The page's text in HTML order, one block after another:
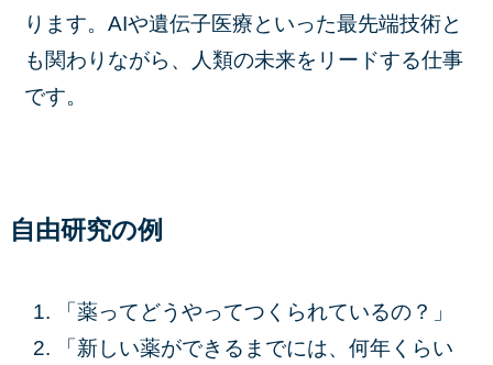
ります。AIや遺伝子医療といった最先端技術と
も関わりながら、人類の未来をリードする仕事
です。
自由研究の例
「薬ってどうやってつくられているの？」
「新しい薬ができるまでには、何年くらい